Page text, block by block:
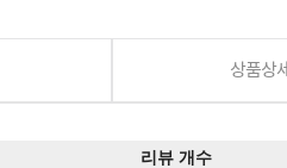
상품상
리뷰 개수